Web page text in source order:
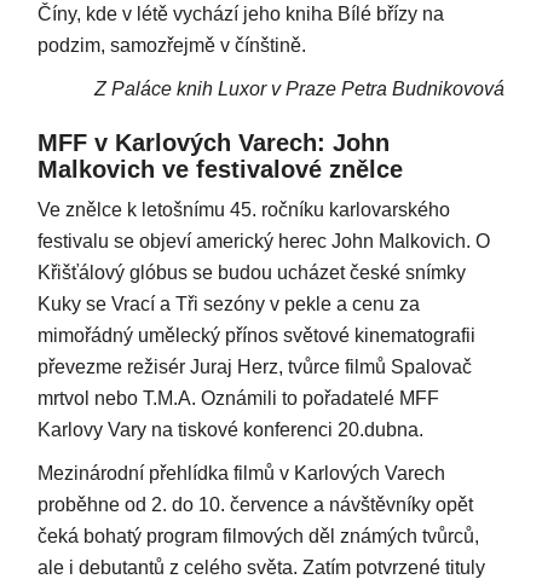
Číny, kde v létě vychází jeho kniha Bílé břízy na
podzim, samozřejmě v čínštině.
Z Paláce knih Luxor v Praze Petra Budnikovová
MFF v Karlových Varech: John
Malkovich ve festivalové znělce
Ve znělce k letošnímu 45. ročníku karlovarského
festivalu se objeví americký herec John Malkovich. O
Křišťálový glóbus se budou ucházet české snímky
Kuky se Vrací a Tři sezóny v pekle a cenu za
mimořádný umělecký přínos světové kinematografii
převezme režisér Juraj Herz, tvůrce filmů Spalovač
mrtvol nebo T.M.A. Oznámili to pořadatelé MFF
Karlovy Vary na tiskové konferenci 20.dubna.
Mezinárodní přehlídka filmů v Karlových Varech
proběhne od 2. do 10. července a návštěvníky opět
čeká bohatý program filmových děl známých tvůrců,
ale i debutantů z celého světa. Zatím potvrzené tituly